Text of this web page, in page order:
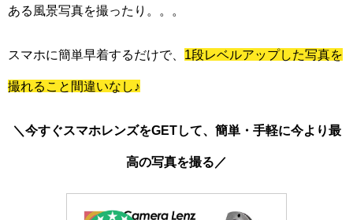
ある風景写真を撮ったり。。。
スマホに簡単早着するだけで、 1段レベルアップした写真を
撮れること間違いなし♪
＼今すぐスマホレンズをGETして、簡単・手軽に今より最
高の写真を撮る／